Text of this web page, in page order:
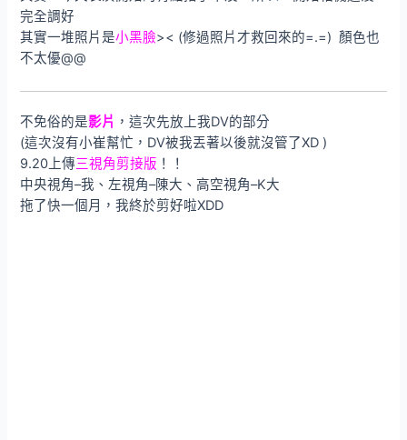
完全調好
其實一堆照片是小黑臉>< (修過照片才救回來的=.=) 顏色也
不太優@@
不免俗的是影片 ，這次先放上我DV的部分
(這次沒有小崔幫忙，DV被我丟著以後就沒管了XD )
9.20上傳三視角剪接版 ！！
中央視角–我、左視角–陳大、高空視角–K大
拖了快一個月，我終於剪好啦XDD